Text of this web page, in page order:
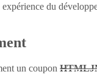
du
un coupon